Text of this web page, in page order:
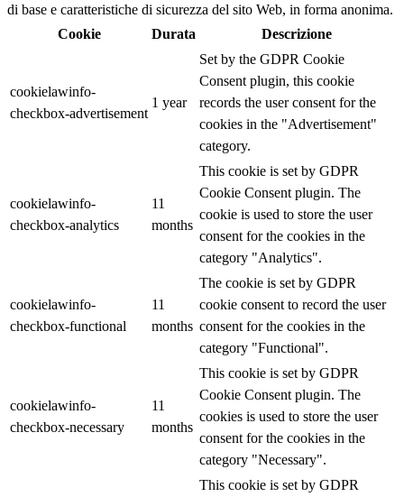
di base e caratteristiche di sicurezza del sito Web, in forma anonima.
Cookie
Durata Descrizione
cookielawinfo-
checkbox-advertisement
1 year
Set by the GDPR Cookie
Consent plugin, this cookie
records the user consent for the
cookies in the "Advertisement"
category.
cookielawinfo-
checkbox-analytics
11
months
This cookie is set by GDPR
Cookie Consent plugin. The
cookie is used to store the user
consent for the cookies in the
category "Analytics".
cookielawinfo-
checkbox-functional
11
months
The cookie is set by GDPR
cookie consent to record the user
consent for the cookies in the
category "Functional".
cookielawinfo-
checkbox-necessary
11
months
This cookie is set by GDPR
Cookie Consent plugin. The
cookies is used to store the user
consent for the cookies in the
category "Necessary".
This cookie is set by GDPR